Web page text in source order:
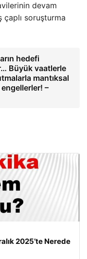
devam
çaplı soruşturma
hedefi
Büyük vaatlerle
mantıksal
–
2025’te Nerede